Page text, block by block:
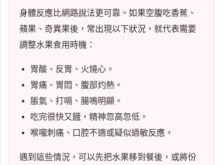
身體反應比網路說法更可靠。如果空腹吃香蕉、
蘋果、奇異果後，常出現以下狀況，就代表需要
調整水果食用時機：
胃酸、反胃、火燒心。
胃痛、胃悶、腹部灼熱。
脹氣、打嗝、腸鳴明顯。
吃完很快又餓，精神忽高忽低。
喉嚨刺痛、口腔不適或疑似過敏反應。
遇到這些情況，可以先把水果移到餐後，或將份